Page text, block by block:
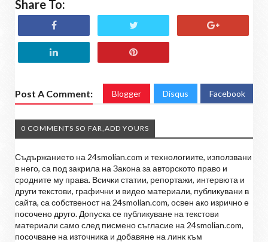
Share To:
Post A Comment: Blogger Disqus Facebook
0 COMMENTS SO FAR,ADD YOURS
Съдържанието на 24smolian.com и технологиите, използвани
в него, са под закрила на Закона за авторското право и
сродните му права. Всички статии, репортажи, интервюта и
други текстови, графични и видео материали, публикувани в
сайта, са собственост на 24smolian.com, освен ако изрично е
посочено друго. Допуска се публикуване на текстови
материали само след писмено съгласие на 24smolian.com,
посочване на източника и добавяне на линк към